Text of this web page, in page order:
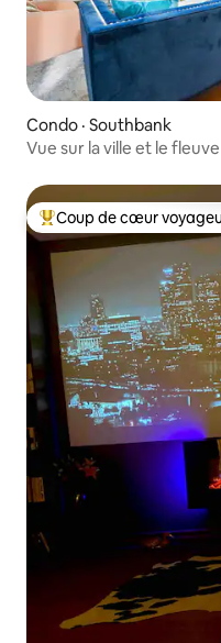
Condo · Southbank
Vue sur la ville et le fleuve
Coup de cœur
Coup de cœur